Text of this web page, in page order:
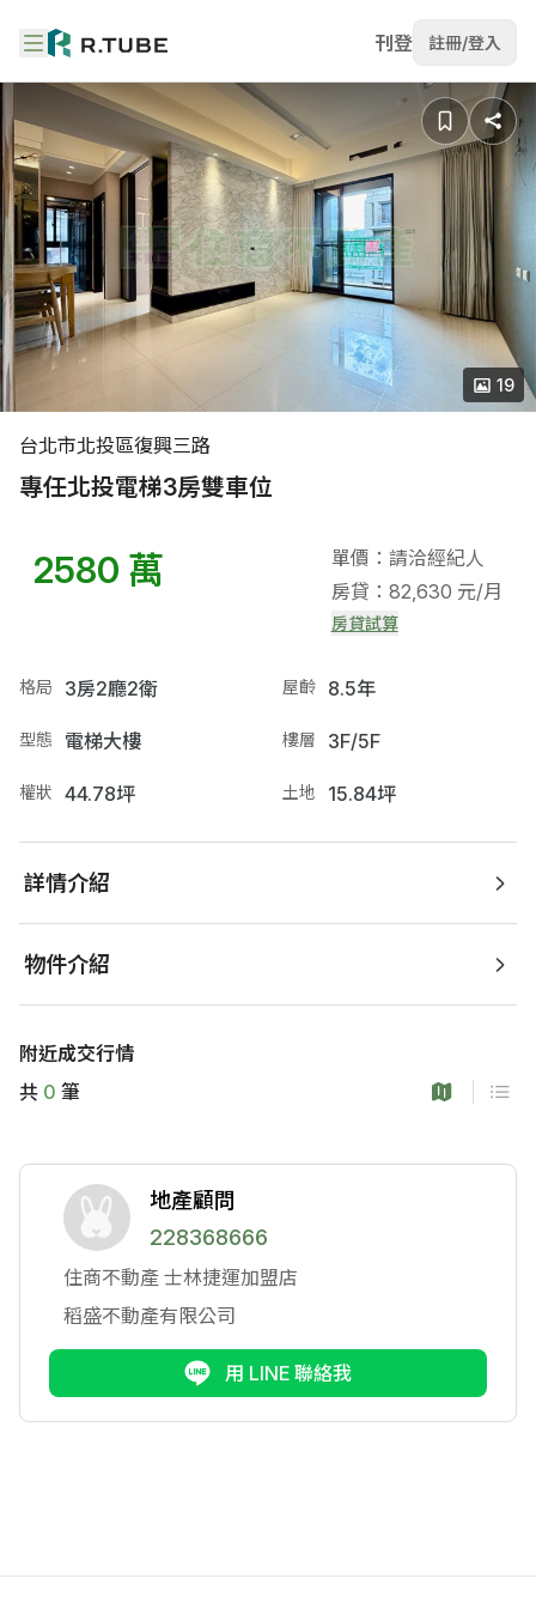
刊登 註冊/登入
台北市北投區復興三路
專任北投電梯3房雙車位
19
2580 萬
單價：請洽經紀人
房貸：82,630 元/月
房貸試算
格局 3房2廳2衛 屋齡 8.5年
型態 電梯大樓 樓層 3F/5F
權狀 44.78坪 土地 15.84坪
詳情介紹
物件介紹
附近成交行情
共 0 筆
地產顧問
228368666
住商不動產 士林捷運加盟店
稻盛不動產有限公司
用 LINE 聯絡我